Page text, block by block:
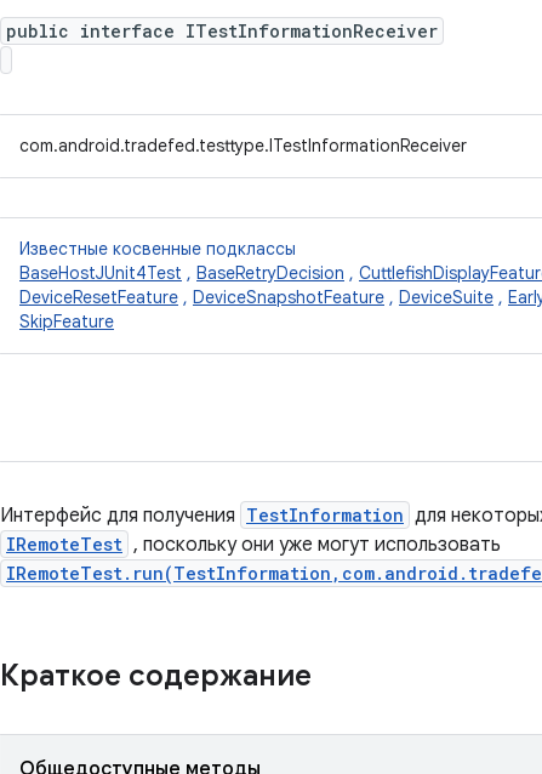
public interface ITestInformationReceiver
com.android.tradefed.testtype.ITestInformationReceiver
Известные косвенные подклассы
BaseHostJUnit4Test , BaseRetryDecision ,
DeviceResetFeature , DeviceSnapshotFeature , DeviceSuite ,
SkipFeature
Интерфейс для получения TestInformation для
IRemoteTest , поскольку они уже могут использовать
Краткое содержание
Общедоступные методы